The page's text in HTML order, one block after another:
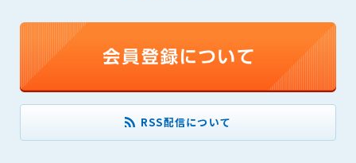
RSS配信について
(4) その他、管理者が不適当と判断した場合
第8条（サービスの変更・中止等）
管理者は、会員の承諾なく、本サービス内容の変更(新規追加、
できるものとします。これに起因する会員または他の第三者が